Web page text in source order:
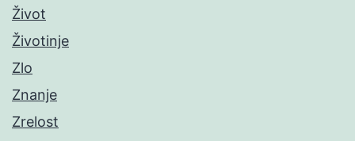
Život
Životinje
Zlo
Znanje
Zrelost